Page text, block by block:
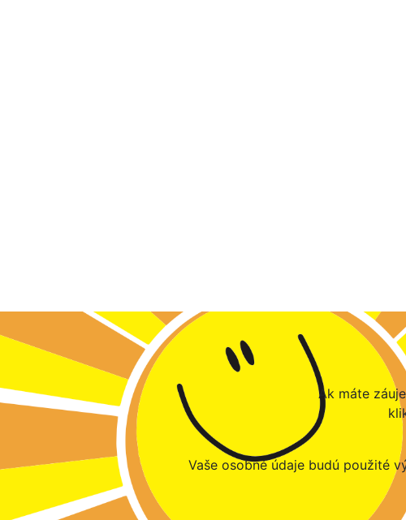
Ak máte
Vaše osobné údaje budú použité